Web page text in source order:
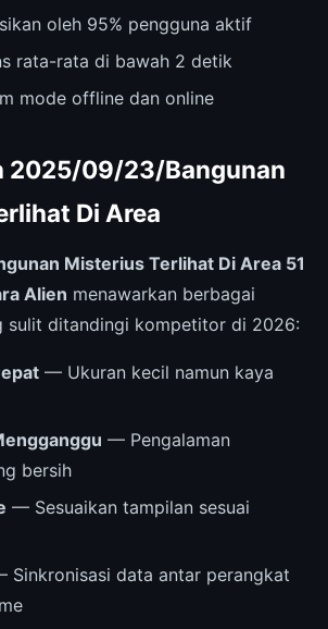
oleh 95% pengguna aktif
rata-rata di bawah 2 detik
mode offline dan online
2025/09/23/Bangunan
Di Area
Misterius Terlihat Di Area 51
Alien menawarkan berbagai
sulit ditandingi kompetitor di 2026:
— Ukuran kecil namun kaya
— Pengalaman
bersih
— Sesuaikan tampilan sesuai
Sinkronisasi data antar perangkat